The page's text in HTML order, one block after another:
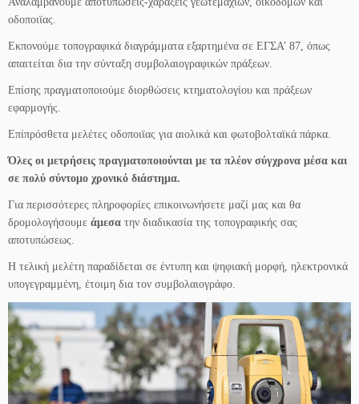
οδοποιϊας.
Εκπονούμε τοπογραφικά διαγράμματα εξαρτημένα σε ΕΓΣΑ’ 87, όπως
απαιτείται δια την σύνταξη συμβολαιογραφικών πράξεων.
Επίσης πραγματοποιούμε διορθώσεις κτηματολογίου και πράξεων
εφαρμογής.
Επίπρόσθετα μελέτες οδοποιϊας για αιολικά και φωτοβολταϊκά πάρκα.
Όλες οι μετρήσεις πραγματοποιούνται με τα πλέον σύγχρονα μέσα και
σε πολύ σύντομο χρονικό διάστημα.
Για περισσότερες πληροφορίες επικοινωνήσετε μαζί μας και θα
δρομολογήσουμε άμεσα την διαδικασία της τοπογραφικής σας
αποτυπώσεως.
Η τελική μελέτη παραδίδεται σε έντυπη και ψηφιακή μορφή, ηλεκτρονικά
υπογεγραμμένη, έτοιμη δια τον συμβολαιογράφο.